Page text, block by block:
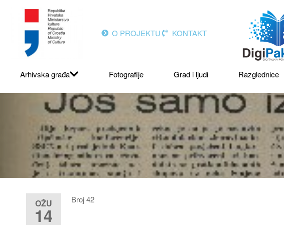
O PROJEKTU KONTAKT
Arhivska građa Fotografije Grad i ljudi Razglednice
OŽU
14
Broj 42